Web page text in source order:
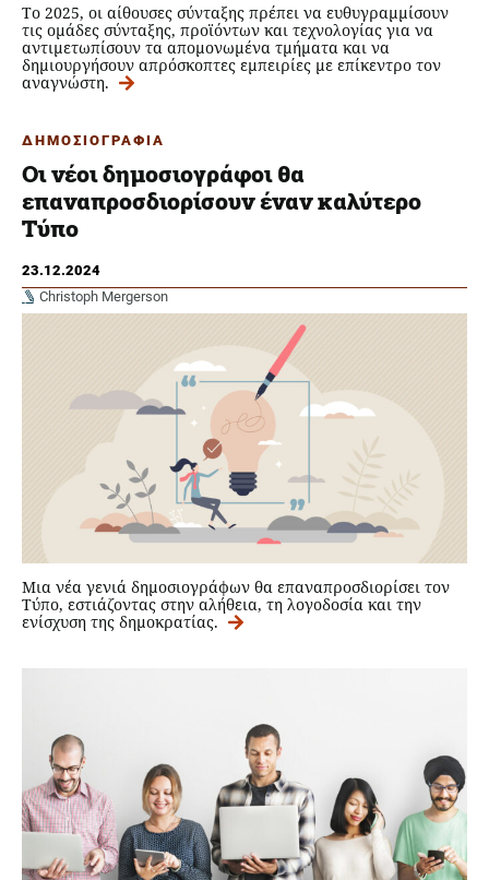
Το 2025, οι αίθουσες σύνταξης πρέπει να ευθυγραμμίσουν
τις ομάδες σύνταξης, προϊόντων και τεχνολογίας για να
αντιμετωπίσουν τα απομονωμένα τμήματα και να
δημιουργήσουν απρόσκοπτες εμπειρίες με επίκεντρο τον
αναγνώστη.
ΔΗΜΟΣΙΟΓΡΑΦΙΑ
Οι νέοι δημοσιογράφοι θα
επαναπροσδιορίσουν έναν καλύτερο
Τύπο
23.12.2024
Christoph Mergerson
Μια νέα γενιά δημοσιογράφων θα επαναπροσδιορίσει τον
Τύπο, εστιάζοντας στην αλήθεια, τη λογοδοσία και την
ενίσχυση της δημοκρατίας.